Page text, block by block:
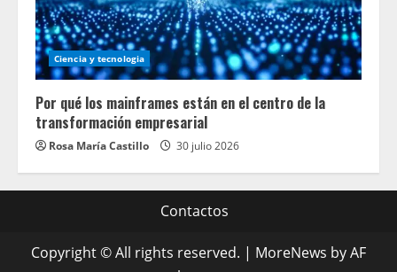
Ciencia y tecnologia
Por qué los mainframes están en el centro de la
transformación empresarial
Rosa María Castillo 30 julio 2026
Contactos
Copyright © All rights reserved. | MoreNews by AF